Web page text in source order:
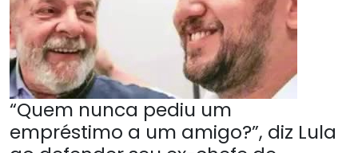
“Quem nunca pediu um
empréstimo a um amigo?”, diz Lula